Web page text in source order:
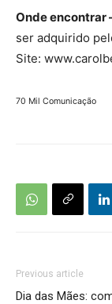
Onde encontrar
ser adquirido
Site:
70 Mil Comunicação
Previous article
Dia das Mães: